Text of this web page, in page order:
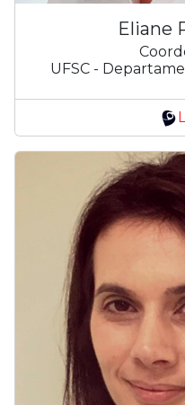
Eliane
UFSC -